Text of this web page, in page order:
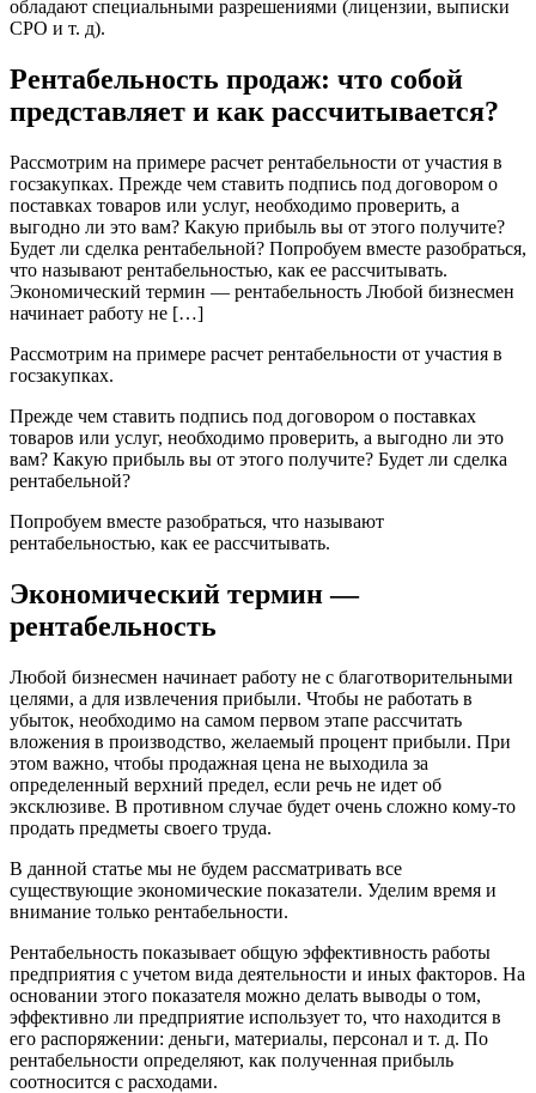
обладают специальными разрешениями (лицензии, выписки
СРО и т. д).
Рентабельность продаж: что собой
представляет и как рассчитывается?
Рассмотрим на примере расчет рентабельности от участия в
госзакупках. Прежде чем ставить подпись под договором о
поставках товаров или услуг, необходимо проверить, а
выгодно ли это вам? Какую прибыль вы от этого получите?
Будет ли сделка рентабельной? Попробуем вместе разобраться,
что называют рентабельностью, как ее рассчитывать.
Экономический термин — рентабельность Любой бизнесмен
начинает работу не […]
Рассмотрим на примере расчет рентабельности от участия в
госзакупках.
Прежде чем ставить подпись под договором о поставках
товаров или услуг, необходимо проверить, а выгодно ли это
вам? Какую прибыль вы от этого получите? Будет ли сделка
рентабельной?
Попробуем вместе разобраться, что называют
рентабельностью, как ее рассчитывать.
Экономический термин —
рентабельность
Любой бизнесмен начинает работу не с благотворительными
целями, а для извлечения прибыли. Чтобы не работать в
убыток, необходимо на самом первом этапе рассчитать
вложения в производство, желаемый процент прибыли. При
этом важно, чтобы продажная цена не выходила за
определенный верхний предел, если речь не идет об
эксклюзиве. В противном случае будет очень сложно кому-то
продать предметы своего труда.
В данной статье мы не будем рассматривать все
существующие экономические показатели. Уделим время и
внимание только рентабельности.
Рентабельность показывает общую эффективность работы
предприятия с учетом вида деятельности и иных факторов. На
основании этого показателя можно делать выводы о том,
эффективно ли предприятие использует то, что находится в
его распоряжении: деньги, материалы, персонал и т. д. По
рентабельности определяют, как полученная прибыль
соотносится с расходами.